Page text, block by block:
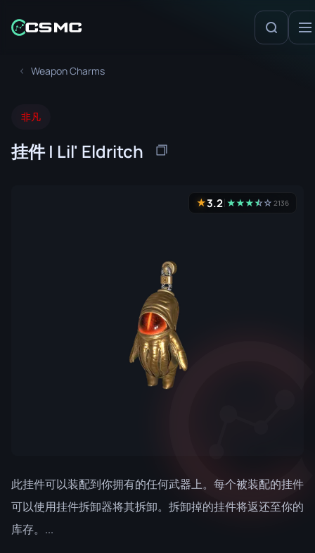
Weapon Charms
非凡
挂件 | Lil' Eldritch
★3.2 ★★★★
☆☆ 2136
此挂件可以装配到你拥有的任何武器上。每个被装配的挂件
可以使用挂件拆卸器将其拆卸。拆卸掉的挂件将返还至你的
库存。...